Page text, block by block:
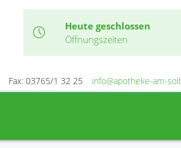
Heute geschlossen
Öffnungszeiten
Fax: 03765/1 32 25 info@apotheke-am-